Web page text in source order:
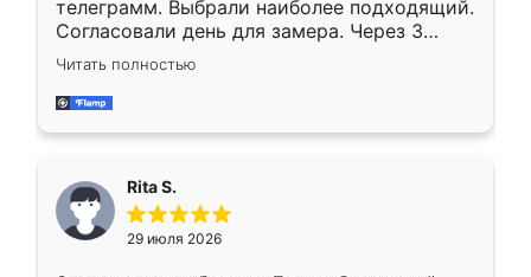
телеграмм. Выбрали наиболее подходящий.
Согласовали день для замера. Через 3
недели кухня была уже готова. Остались
довольны работой. Спасибо Ренессанс
мебель за качественную работу!
Читать полностью
Rita S.
29 июля 2026